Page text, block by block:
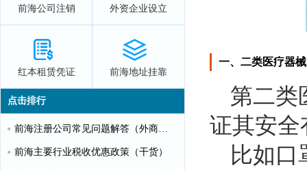
一、二类医疗器械
第二类
证其安全
比如
前海公司注销 外资企业设立
红本租赁凭证 前海地址挂靠
点击排行
前海注册公司常见问题解答（外商投资）
前海主要行业税收优惠政策（干货）